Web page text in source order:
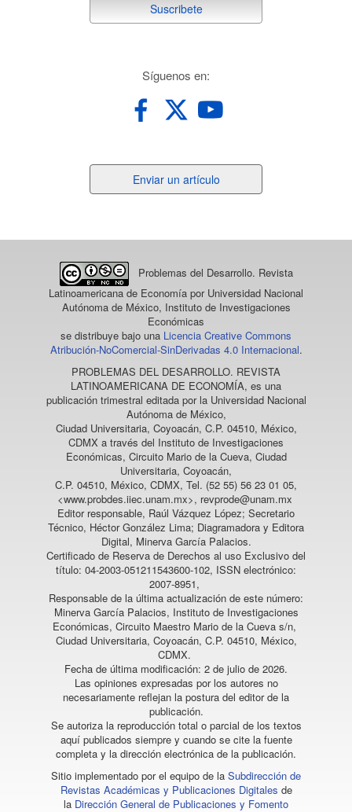
suscribete
Suscribete
Síguenos en:
un
Enviar un artículo
Problemas del Desarrollo. Revista
Latinoamericana de Economía por Universidad Nacional
Autónoma de México, Instituto de Investigaciones
Económicas
se distribuye bajo una Licencia Creative Commons
Atribución-NoComercial-SinDerivadas 4.0 Internacional.
PROBLEMAS DEL DESARROLLO. REVISTA
LATINOAMERICANA DE ECONOMÍA, es una
publicación trimestral editada por la Universidad Nacional
Autónoma de México,
Ciudad Universitaria, Coyoacán, C.P. 04510, México,
CDMX a través del Instituto de Investigaciones
Económicas, Circuito Mario de la Cueva, Ciudad
Universitaria, Coyoacán,
C.P. 04510, México, CDMX, Tel. (52 55) 56 23 01 05,
<www.probdes.iiec.unam.mx>, revprode@unam.mx
Editor responsable, Raúl Vázquez López; Secretario
Técnico, Héctor González Lima; Diagramadora y Editora
Digital, Minerva García Palacios.
Certificado de Reserva de Derechos al uso Exclusivo del
título: 04-2003-051211543600-102, ISSN electrónico:
2007-8951,
Responsable de la última actualización de este número:
Minerva García Palacios, Instituto de Investigaciones
Económicas, Circuito Maestro Mario de la Cueva s/n,
Ciudad Universitaria, Coyoacán, C.P. 04510, México,
CDMX.
Fecha de última modificación: 2 de julio de 2026.
Las opiniones expresadas por los autores no
necesariamente reflejan la postura del editor de la
publicación.
Se autoriza la reproducción total o parcial de los textos
aquí publicados siempre y cuando se cite la fuente
completa y la dirección electrónica de la publicación.
Sitio implementado por el equipo de la Subdirección de
Revistas Académicas y Publicaciones Digitales de
la Dirección General de Publicaciones y Fomento